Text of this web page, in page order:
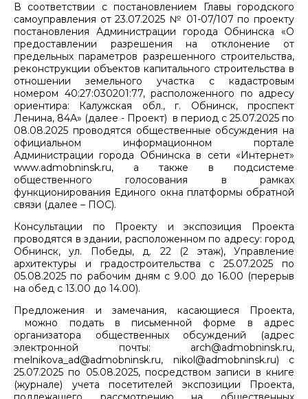
В соответствии с постановлением Главы городского
самоуправления от 23.07.2025 № 01-07/107 по проекту
постановления Администрации города Обнинска «О
предоставлении разрешения на отклонение от
предельных параметров разрешенного строительства,
реконструкции объектов капитального строительства в
отношении земельного участка с кадастровым
номером 40:27:030201:77, расположенного по адресу
ориентира: Калужская обл., г. Обнинск, проспект
Ленина, 84А» (далее - Проект) в период с 25.07.2025 по
08.08.2025 проводятся общественные обсуждения на
официальном информационном портале
Администрации города Обнинска в сети «Интернет»
www.admobninsk.ru, а также в подсистеме
общественного голосования в рамках
функционирования Единого окна платформы обратной
связи (далее – ПОС).
Консультации по Проекту и экспозиция Проекта
проводятся в здании, расположенном по адресу: город
Обнинск, ул. Победы, д. 22 (2 этаж), Управление
архитектуры и градостроительства с 25.07.2025 по
05.08.2025 по рабочим дням с 9.00 до 16.00 (перерыв
на обед с 13.00 до 14.00).
Предложения и замечания, касающиеся Проекта,
можно подать в письменной форме в адрес
организатора общественных обсуждений (адрес
электронной почты: arch@admobninsk.ru,
melnikova_ad@admobninsk.ru, nikol@admobninsk.ru) с
25.07.2025 по 05.08.2025, посредством записи в книге
(журнале) учета посетителей экспозиции Проекта,